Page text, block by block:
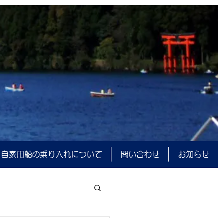
自家用船の乗り入れについて 問い合わせ お知らせ